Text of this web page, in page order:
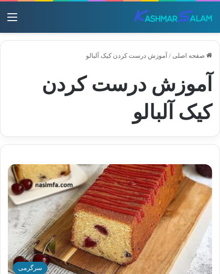
صفحه اصلی / آموزش درست کردن کیک آلبالو
آموزش درست کردن
کیک آلبالو
سرگرمی